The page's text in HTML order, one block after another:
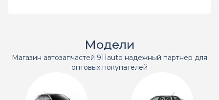
Модели
Магазин автозапчастей 911auto надежный партнер для
оптовых покупателей